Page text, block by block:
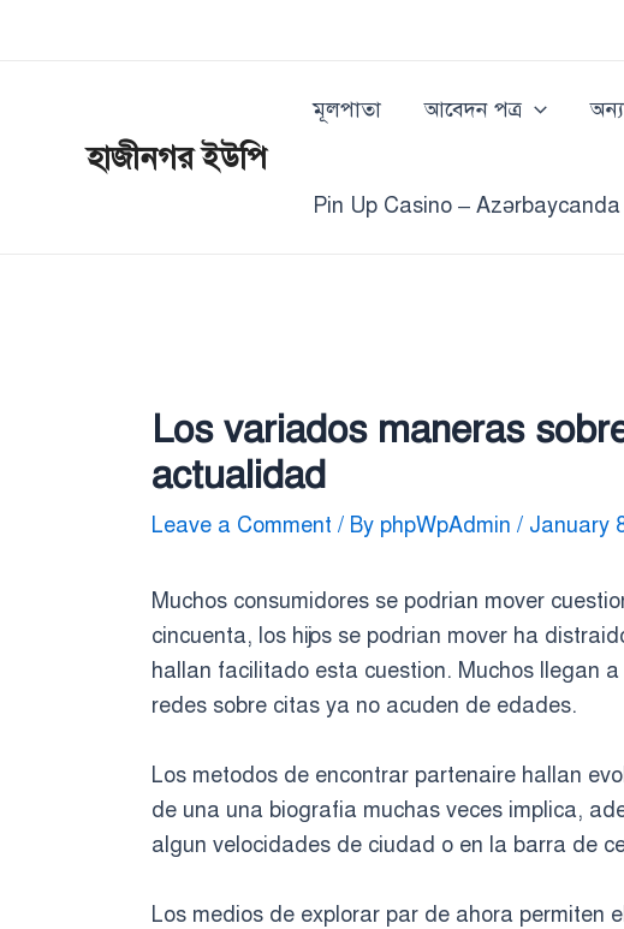
হাজীনগর ইউপি
মূলপাতা আবেদন পত্র
Pin Up Casino –
Los variados maneras
actualidad
Leave a Comment / By phpWpAdmin / January
Muchos consumidores se podri­an mover
cincuenta, los hijos se podri­an mover ha
hallan facilitado esta cuestion. Muchos llegan
redes sobre citas ya no acuden de edades.
Los metodos de encontrar partenaire hallan
de una una biografia muchas veces implica,
algun velocidades de ciudad o en la barra de
Los medios de explorar par de ahora permiten